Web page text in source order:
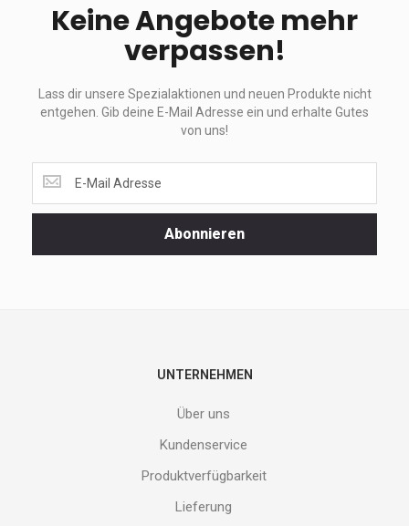
Keine Angebote mehr
verpassen!
Lass dir unsere Spezialaktionen und neuen Produkte nicht
entgehen. Gib deine E-Mail Adresse ein und erhalte Gutes
von uns!
dir
unsere
Abonnieren
UNTERNEHMEN
Über uns
Kundenservice
Produktverfügbarkeit
Lieferung